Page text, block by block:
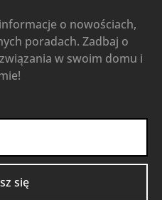
o nowościach,
poradach. Zadbaj o
w swoim domu i